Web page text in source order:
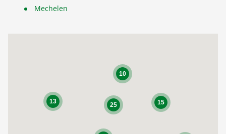
Mechelen
25 15
13
10